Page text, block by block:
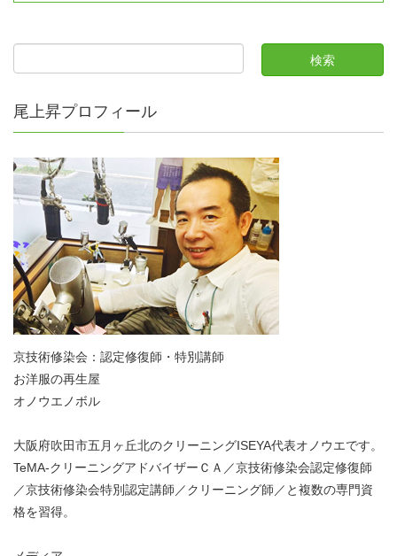
尾上昇プロフィール
京技術修染会：認定修復師・特別講師
お洋服の再生屋
オノウエノボル
大阪府吹田市五月ヶ丘北のクリーニングISEYA代表オノウエです。
TeMA-クリーニングアドバイザーＣＡ／京技術修染会認定修復師
／京技術修染会特別認定講師／クリーニング師／と複数の専門資
格を習得。